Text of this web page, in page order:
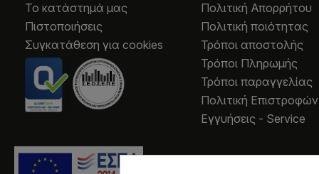
Το κατάστημά μας
Πιστοποιήσεις
Συγκατάθεση για cookies
Πολιτική Απορρήτου
Πολιτική ποιότητας
Τρόποι αποστολής
Τρόποι Πληρωμής
Τρόποι παραγγελίας
Πολιτική Επιστροφών
Εγγυήσεις - Service